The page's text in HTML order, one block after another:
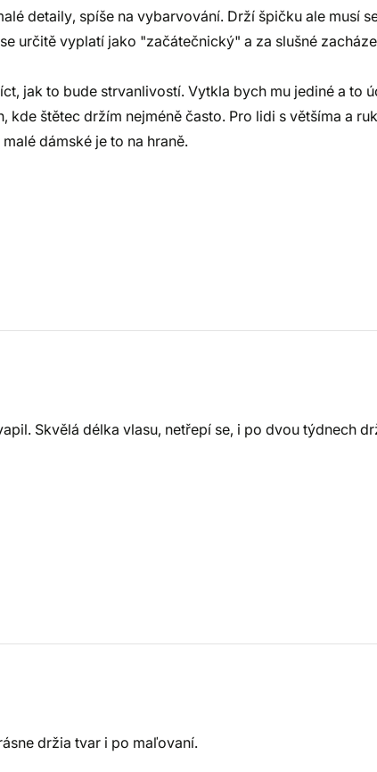
detaily, spíše na vybarvování. Drží špičku ale musí
určitě vyplatí jako "začátečnický" a za slušné
jak to bude strvanlivostí. Vytkla bych mu jediné a to
kde štětec držím nejméně často. Pro lidi s většíma a
dámské je to na hraně.
Skvělá délka vlasu, netřepí se, i po dvou týdnech
držia tvar i po maľovaní.